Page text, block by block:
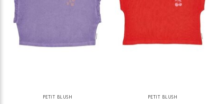
PETIT BLUSH PETIT BLUSH